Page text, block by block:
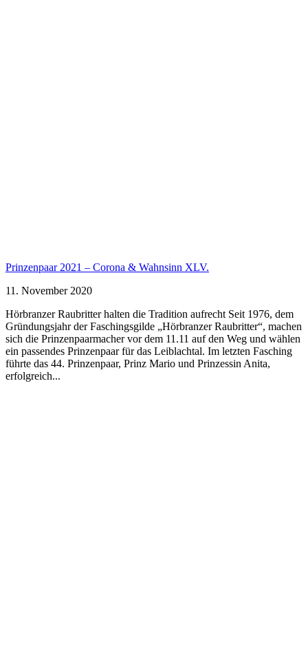
Prinzenpaar 2021 – Corona & Wahnsinn XLV.
11. November 2020
Hörbranzer Raubritter halten die Tradition aufrecht Seit 1976, dem
Gründungsjahr der Faschingsgilde „Hörbranzer Raubritter“, machen
sich die Prinzenpaarmacher vor dem 11.11 auf den Weg und wählen
ein passendes Prinzenpaar für das Leiblachtal. Im letzten Fasching
führte das 44. Prinzenpaar, Prinz Mario und Prinzessin Anita,
erfolgreich...